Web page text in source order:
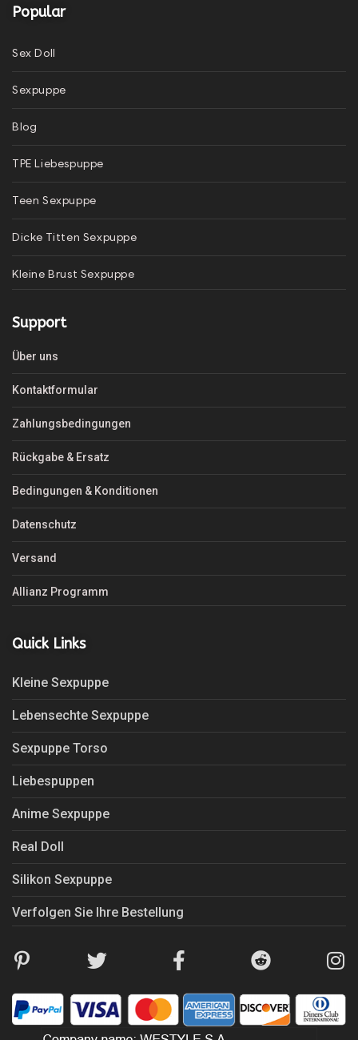
Popular
Sex Doll
Sexpuppe
Blog
TPE Liebespuppe
Teen Sexpuppe
Dicke Titten Sexpuppe
Kleine Brust Sexpuppe
Support
Über uns
Kontaktformular
Zahlungsbedingungen
Rückgabe & Ersatz
Bedingungen & Konditionen
Datenschutz
Versand
Allianz Programm
Quick Links
Kleine Sexpuppe
Lebensechte Sexpuppe
Sexpuppe Torso
Liebespuppen
Anime Sexpuppe
Real Doll
Silikon Sexpuppe
Verfolgen Sie Ihre Bestellung